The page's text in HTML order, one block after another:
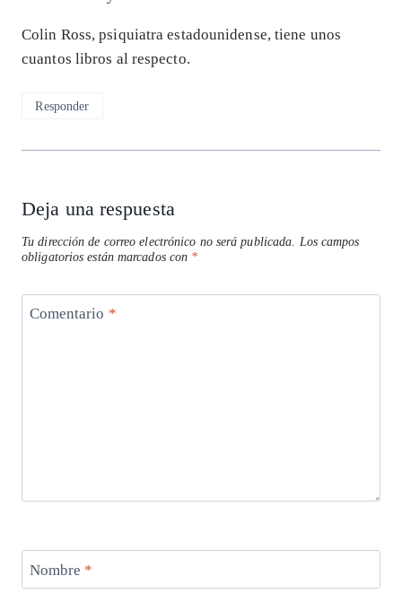
Colin Ross, psiquiatra estadounidense, tiene unos
cuantos libros al respecto.
Responder
Deja una respuesta
Tu dirección de correo electrónico no será publicada. Los campos
obligatorios están marcados con *
Comentario *
Nombre *